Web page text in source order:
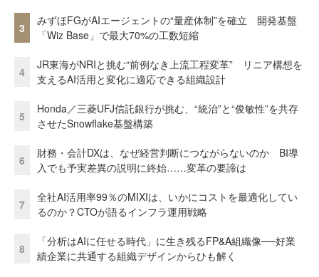
3
みずほFGがAIエージェントの“量産体制”を確立 開発基盤
「Wiz Base」で最大70%の工数短縮
4
JR東海がNRIと挑む“前例なき上流工程変革” リニア構想を
支えるAI活用と変化に適応できる組織設計
5
Honda／三菱UFJ信託銀行が挑む、“統治”と“俊敏性”を共存
させたSnowflake基盤構築
6
財務・会計DXは、なぜ経営判断につながらないのか BI導
入でも予実差異の説明に終始……変革の要諦は
7
全社AI活用率99％のMIXIは、いかにコストを最適化してい
るのか？CTOが語るインフラ運用戦略
8
「分析はAIに任せる時代」に生き残るFP&A組織像──好業
績企業に共通する組織デザインからひも解く